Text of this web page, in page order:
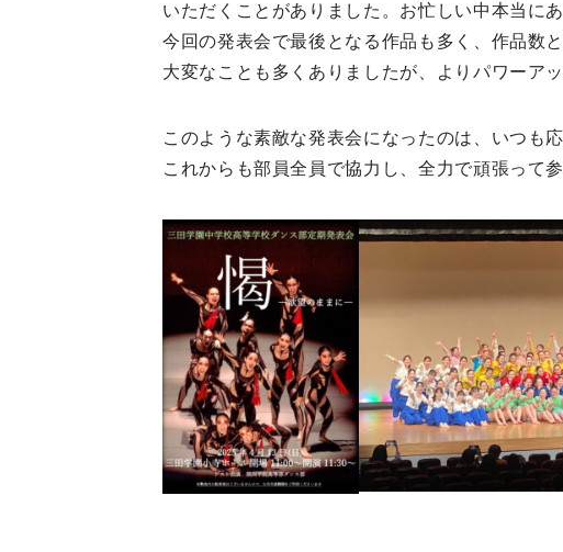
いただくことがありました。お忙しい中本当に
今回の発表会で最後となる作品も多く、作品数
大変なことも多くありましたが、よりパワーア
このような素敵な発表会になったのは、いつも
これからも部員全員で協力し、全力で頑張って